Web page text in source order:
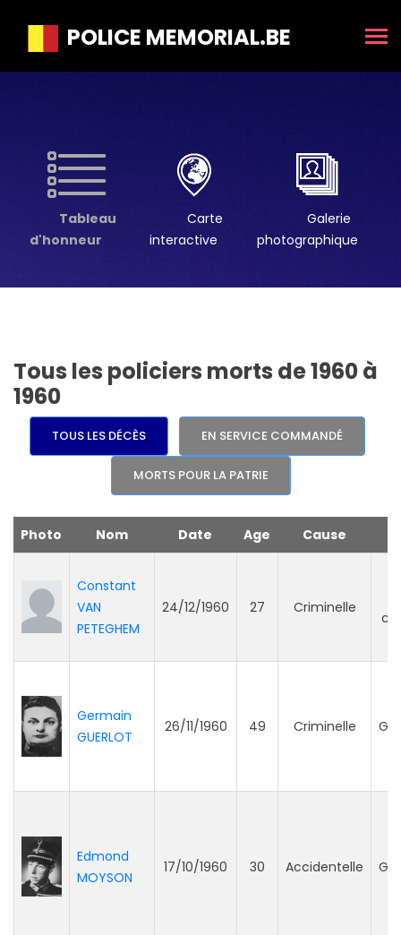
POLICE MEMORIAL.BE
Tableau
d'honneur
Carte
interactive
Galerie
photographique
Tous les policiers morts de 1960 à
1960
TOUS LES DÉCÈS EN SERVICE COMMANDÉ
MORTS POUR LA PATRIE
Photo Nom Date Age Cause
Constant
VAN
PETEGHEM
24/12/1960 27 Criminelle
Germain
GUERLOT
26/11/1960 49 Criminelle
Edmond
MOYSON
17/10/1960 30 Accidentelle